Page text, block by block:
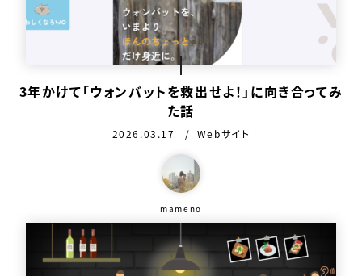
3年かけて「ウォンバットを救出せよ！」に向き合ってみ
た話
公開日：
2026.03.17 カテゴリ：
Webサイト
mameno